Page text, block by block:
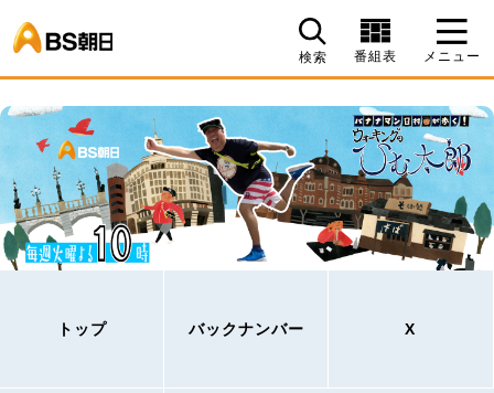
検索 番組表 メニュー
トップ バックナンバー X